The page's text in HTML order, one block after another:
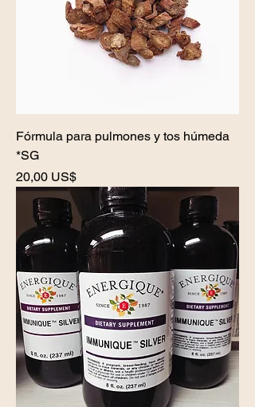
Fórmula para pulmones y tos húmeda
*SG
Precio
20,00 US$